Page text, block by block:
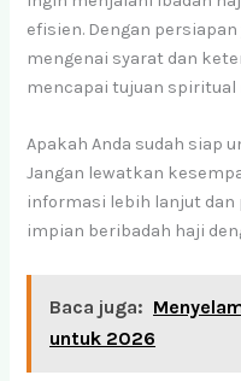
efisien. Dengan
mengenai syarat dan
mencapai tujuan spiritual
Apakah Anda sudah siap
Jangan lewatkan
informasi lebih lanjut dan
impian beribadah haji
Baca juga:
untuk 2026